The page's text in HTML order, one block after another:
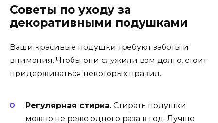
Советы по уходу за
декоративными подушками
Ваши красивые подушки требуют заботы и
внимания. Чтобы они служили вам долго, стоит
придерживаться некоторых правил.
Регулярная стирка. Стирать подушки
можно не реже одного раза в год. Лучше